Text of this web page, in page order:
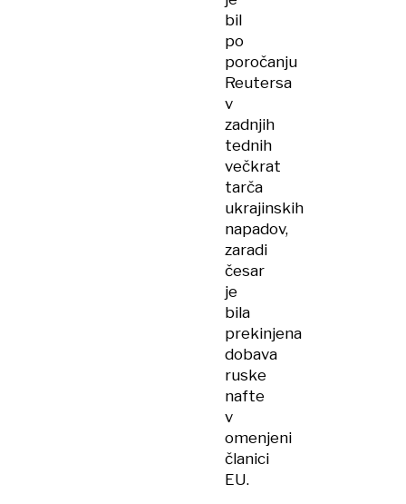
bil
po
poročanju
Reutersa
v
zadnjih
tednih
večkrat
tarča
ukrajinskih
napadov,
zaradi
česar
je
bila
prekinjena
dobava
ruske
nafte
v
omenjeni
članici
EU.